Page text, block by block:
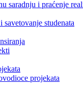
saradnju i praćenje
studenata
projekata